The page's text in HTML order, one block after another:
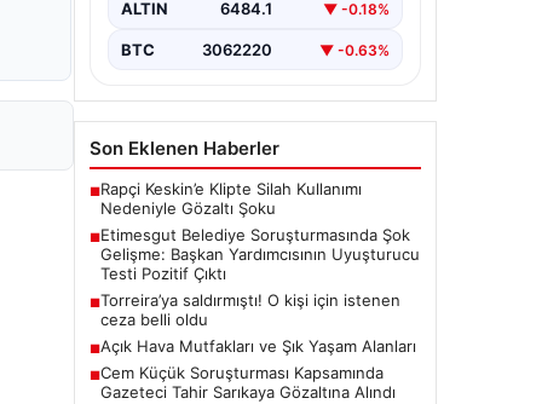
kapsamlı soruşturma, yeni ve çarpıcı
Başkan Yardımcısı…
ALTIN 6484.1 ▼ -0.18%
BTC 3062220 ▼ -0.63%
Son Eklenen Haberler
■Rapçi Keskin’e Klipte Silah Kullanımı
Nedeniyle Gözaltı Şoku
■Etimesgut Belediye Soruşturmasında Şok
Gelişme: Başkan Yardımcısının Uyuşturucu
Testi Pozitif Çıktı
■Torreira’ya saldırmıştı! O kişi için istenen
ceza belli oldu
■Açık Hava Mutfakları ve Şık Yaşam Alanları
■Cem Küçük Soruşturması Kapsamında
Gazeteci Tahir Sarıkaya Gözaltına Alındı